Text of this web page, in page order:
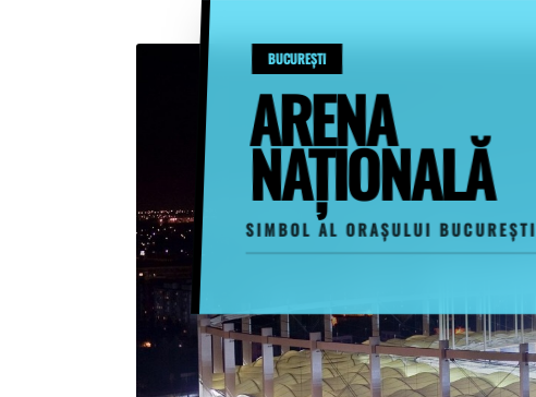
BUCUREȘTI
ARENA
NAȚIONALĂ
SIMBOL AL ORAȘULUI BUCUREȘTI